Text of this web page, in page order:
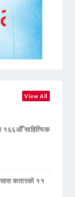
View All
१६६औँ साहित्यिक
कतारको ११